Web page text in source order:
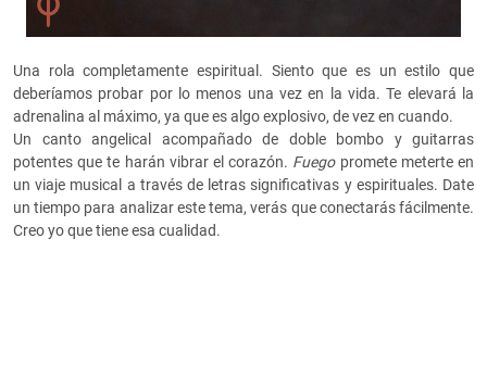
Una rola completamente espiritual. Siento que es un estilo que
deberíamos probar por lo menos una vez en la vida. Te elevará la
adrenalina al máximo, ya que es algo explosivo, de vez en cuando.
Un canto angelical acompañado de doble bombo y guitarras
potentes que te harán vibrar el corazón. Fuegopromete meterte en
un viaje musical a través de letras significativas y espirituales. Date
un tiempo para analizar este tema, verás que conectarás fácilmente.
Creo yo que tiene esa cualidad.